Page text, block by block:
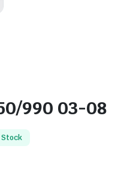
990 03-08
Stock